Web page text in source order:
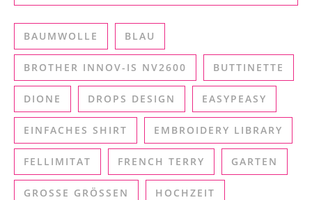
BAUMWOLLE BLAU
BROTHER INNOV-IS NV2600 BUTTINETTE
DIONE DROPS DESIGN EASYPEASY
EINFACHES SHIRT EMBROIDERY LIBRARY
FELLIMITAT FRENCH TERRY GARTEN
GROSSE GRÖSSEN HOCHZEIT